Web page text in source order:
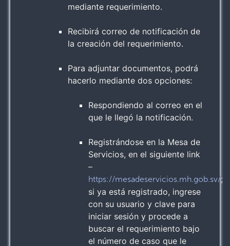
mediante requerimiento.
Recibirá correo de notificación de
la creación del requerimiento.
Para adjuntar documentos, podrá
hacerlo mediante dos opciones:
Respondiendo al correo en el
que le llegó la notificación.
Registrándose en la Mesa de
Servicios, en el siguiente link
–
https://mesadeservicios.mh.gob.sv/;
si ya está registrado, ingrese
con su usuario y clave para
iniciar sesión y procede a
buscar el requerimiento bajo
el número de caso que le